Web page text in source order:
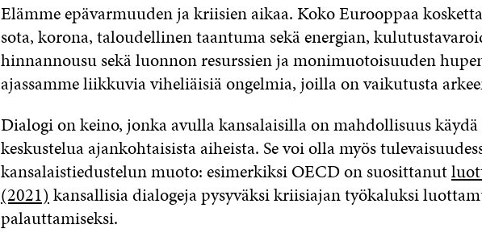
Elämme epävarmuuden ja kriisien aikaa. Koko Eurooppaa
sota, korona, taloudellinen taantuma sekä energian,
hinnannousu sekä luonnon resurssien ja monimuotoisuuden
ajassamme liikkuvia viheliäisiä ongelmia, joilla on vaikutusta
Dialogi on keino, jonka avulla kansalaisilla on mahdollisuus käydä
keskustelua ajankohtaisista aiheista. Se voi olla myös
kansalaistiedustelun muoto: esimerkiksi OECD on suosittanut
(2021) kansallisia dialogeja pysyväksi kriisiajan työkaluksi
palauttamiseksi.